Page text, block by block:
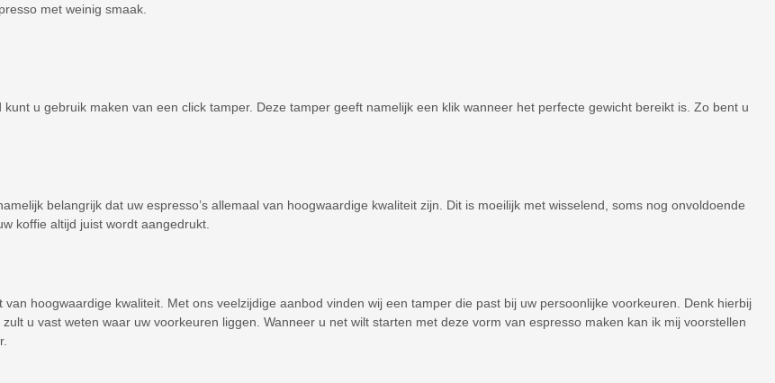
met weinig smaak.
u gebruik maken van een click tamper. Deze tamper geeft namelijk een klik wanneer het perfecte gewicht bereikt is. Zo bent u
belangrijk dat uw espresso’s allemaal van hoogwaardige kwaliteit zijn. Dit is moeilijk met wisselend, soms nog onvoldoende
koffie altijd juist wordt aangedrukt.
hoogwaardige kwaliteit. Met ons veelzijdige aanbod vinden wij een tamper die past bij uw persoonlijke voorkeuren. Denk hierbij
u vast weten waar uw voorkeuren liggen. Wanneer u net wilt starten met deze vorm van espresso maken kan ik mij voorstellen